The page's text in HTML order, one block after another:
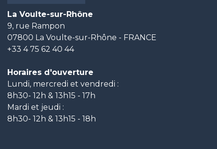
La Voulte-sur-Rhône
9, rue Rampon
07800 La Voulte-sur-Rhône - FRANCE
+33 4 75 62 40 44
Horaires d'ouverture
Lundi, mercredi et vendredi :
8h30- 12h & 13h15 - 17h
Mardi et jeudi :
8h30- 12h & 13h15 - 18h